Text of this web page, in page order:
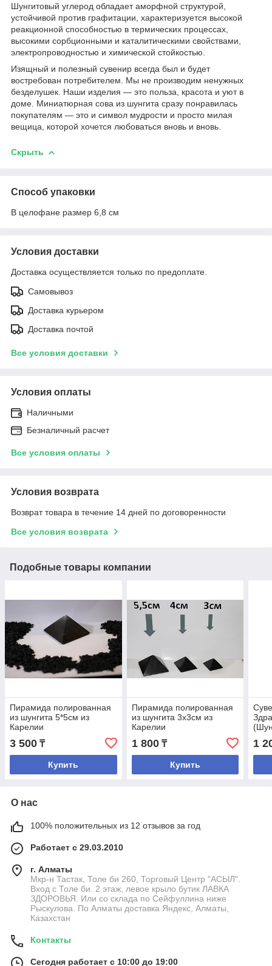
Шунгитовый углерод обладает аморфной структурой,
устойчивой против графитации, характеризуется высокой
реакционной способностью в термических процессах,
высокими сорбционными и каталитическими свойствами,
электропроводностью и химической стойкостью.
Изящный и полезный сувенир всегда был и будет
востребован потребителем. Мы не производим ненужных
безделушек. Наши изделия — это польза, красота и уют в
доме. Миниатюрная сова из шунгита сразу понравилась
покупателям — это и символ мудрости и просто милая
вещица, которой хочется любоваться вновь и вновь.
Скрыть
Способ упаковки
В целофане размер 6,8 см
Условия доставки
Доставка осуществляется только по предоплате.
Самовывоз
Доставка курьером
Доставка почтой
Все условия доставки
Условия оплаты
Наличными
Безналичный расчет
Все условия оплаты
Условия возврата
Возврат товара в течение 14 дней по договоренности
Все условия возврата
Подобные товары компании
Пирамида полированная
из шунгита 5*5см из
Карелии
3 500 ₸
Купить
Пирамида полированная
из шунгита 3x3см из
Карелии
1 800₸
Купить
1
О нас
100% положительных из 12 отзывов за год
Работает с 29.03.2010
г. Алматы
Мкр-н Тастак, Толе би 260, Торговый Центр "АСЫЛ".
Вход с Толе би. 2 этаж, левое крыло бутик ЛАВКА
ЗДОРОВЬЯ. Или со склада по Сейфуллина ниже
Рыскулова. По Алматы доставка Яндекс, Алматы,
Казахстан
Контакты
Сегодня работает с 10:00 до 19:00